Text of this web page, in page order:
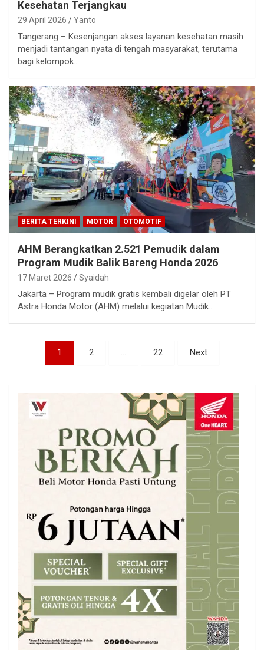
Kesehatan Terjangkau
29 April 2026 Yanto
Tangerang – Kesenjangan akses layanan kesehatan masih
menjadi tantangan nyata di tengah masyarakat, terutama
bagi kelompok…
BERITA TERKINI MOTOR OTOMOTIF
AHM Berangkatkan 2.521 Pemudik dalam
Program Mudik Balik Bareng Honda 2026
17 Maret 2026 Syaidah
Jakarta – Program mudik gratis kembali digelar oleh PT
Astra Honda Motor (AHM) melalui kegiatan Mudik…
Paginasi
1 2 … 22 Next